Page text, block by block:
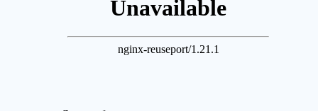
Запись на приём